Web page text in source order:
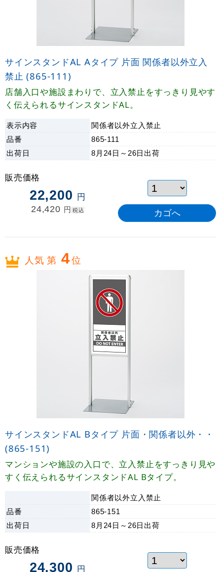
サインスタンドAL Aタイプ 片面 関係者以外立入
禁止 (865-111)
店舗入口や施設まわりで、立入禁止をすっきり見やす
く伝えられるサインスタンドAL。
表示内容
関係者以外立入禁止
品番
865-111
出荷日 8月24日～26日 出荷
販売価格
22,200 円
24,420 円 税込
人気 第 4位
サインスタンドAL Bタイプ 片面・関係者以外・・
(865-151)
マンションや施設の入口で、立入禁止をすっきり見や
すく伝えられるサインスタンドAL Bタイプ。
関係者以外立入禁止
品番
865-151
出荷日 8月24日～26日 出荷
販売価格
24,300 円